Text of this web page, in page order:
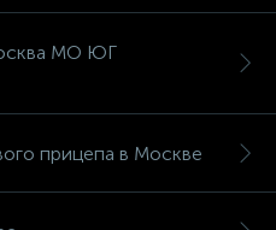
МО ЮГ
прицепа в Москве